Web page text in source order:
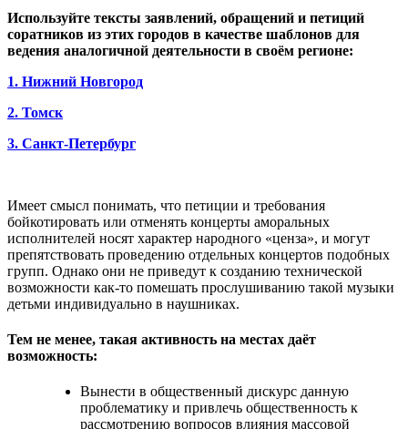
Используйте тексты заявлений, обращений и петиций
соратников из этих городов в качестве шаблонов для
ведения аналогичной деятельности в своём регионе:
1. Нижний Новгород
2. Томск
3. Санкт-Петербург
Имеет смысл понимать, что петиции и требования
бойкотировать или отменять концерты аморальных
исполнителей носят характер народного «ценза», и могут
препятствовать проведению отдельных концертов подобных
групп. Однако они не приведут к созданию технической
возможности как-то помешать прослушиванию такой музыки
детьми индивидуально в наушниках.
Тем не менее, такая активность на местах даёт
возможность:
Вынести в общественный дискурс данную
проблематику и привлечь общественность к
рассмотрению вопросов влияния массовой